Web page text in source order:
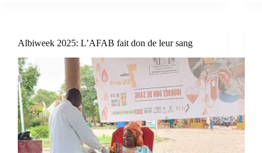
Albiweek 2025: L’AFAB fait don de leur sang